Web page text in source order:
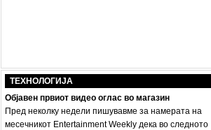
ТЕХНОЛОГИЈА
Објавен првиот видео оглас во магазин
Пред неколку недели пишувавме за намерата на
месечникот Entertainment Weekly дека во следното